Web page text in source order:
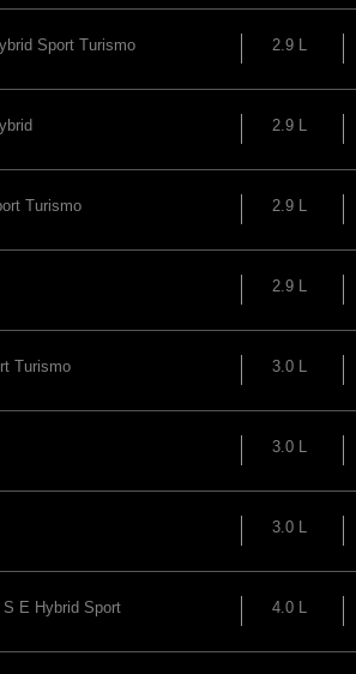
Sport Turismo 2.9 L
2.9 L
Turismo 2.9 L
2.9 L
Turismo 3.0 L
3.0 L
3.0 L
S E Hybrid Sport
4.0 L